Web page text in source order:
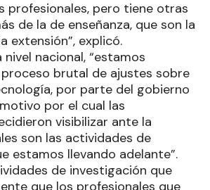
profesionales, pero tiene otras
de la de enseñanza, que son la
extensión”, explicó.
nacional, “estamos
brutal de ajustes sobre
por parte del gobierno
por el cual las
visibilizar ante la
son las actividades de
estamos llevando adelante”.
de investigación que